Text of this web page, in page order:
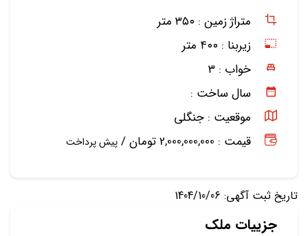
متراژ زمین : ۳۵۰ متر
زیربنا : ۴۰۰ متر
خواب : ۳
سال ساخت :
موقعیت : جنگلی
قیمت : 2,000,000,000 تومان /
پیش پرداخت
تاریخ ثبت آگهی: 1404/10/06
جزییات ملک